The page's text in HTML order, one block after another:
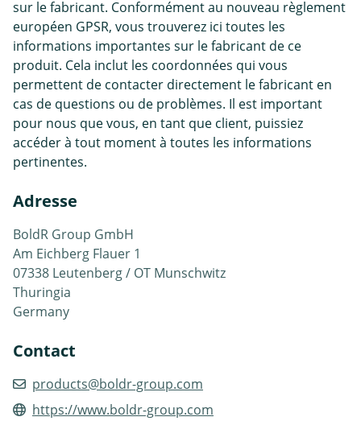
sur le fabricant. Conformément au nouveau règlement
européen GPSR, vous trouverez ici toutes les
informations importantes sur le fabricant de ce
produit. Cela inclut les coordonnées qui vous
permettent de contacter directement le fabricant en
cas de questions ou de problèmes. Il est important
pour nous que vous, en tant que client, puissiez
accéder à tout moment à toutes les informations
pertinentes.
Adresse
BoldR Group GmbH
Am Eichberg Flauer 1
07338 Leutenberg / OT Munschwitz
Thuringia
Germany
Contact
products@boldr-group.com
https://www.boldr-group.com